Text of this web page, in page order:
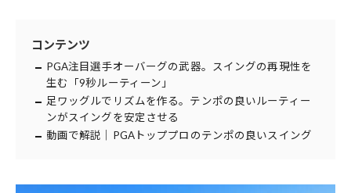
コンテンツ
PGA注目選手オーバーグの武器。スイングの再現性を
生む「9秒ルーティーン」
足ワッグルでリズムを作る。テンポの良いルーティー
ンがスイングを安定させる
動画で解説｜PGAトッププロのテンポの良いスイング